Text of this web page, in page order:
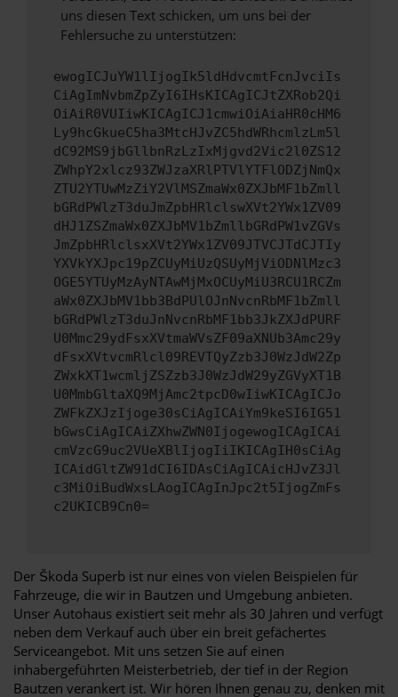
uns diesen Text schicken, um uns bei der
Fehlersuche zu unterstützen:
ewogICJuYW1lIjogIk5ldHdvcmtFcnJvciIs
CiAgImNvbmZpZyI6IHsKICAgICJtZXRob2Qi
OiAiR0VUIiwKICAgICJ1cmwiOiAiaHR0cHM6
Ly9hcGkueC5ha3MtcHJvZC5hdWRhcmlzLm5l
dC92MS9jbGllbnRzLzIxMjgvd2Vic2l0ZS12
ZWhpY2xlcz93ZWJzaXRlPTVlYTFlODZjNmQx
ZTU2YTUwMzZiY2VlMSZmaWx0ZXJbMF1bZmll
bGRdPWlzT3duJmZpbHRlclswXVt2YWx1ZV09
dHJ1ZSZmaWx0ZXJbMV1bZmllbGRdPW1vZGVs
JmZpbHRlclsxXVt2YWx1ZV09JTVCJTdCJTIy
YXVkYXJpc19pZCUyMiUzQSUyMjViODNlMzc3
OGE5YTUyMzAyNTAwMjMxOCUyMiU3RCU1RCZm
aWx0ZXJbMV1bb3BdPUlOJnNvcnRbMF1bZmll
bGRdPWlzT3duJnNvcnRbMF1bb3JkZXJdPURF
U0Mmc29ydFsxXVtmaWVsZF09aXNUb3Amc29y
dFsxXVtvcmRlcl09REVTQyZzb3J0WzJdW2Zp
ZWxkXT1wcmljZSZzb3J0WzJdW29yZGVyXT1B
U0MmbGltaXQ9MjAmc2tpcD0wIiwKICAgICJo
ZWFkZXJzIjoge30sCiAgICAiYm9keSI6IG51
bGwsCiAgICAiZXhwZWN0IjogewogICAgICAi
cmVzcG9uc2VUeXBlIjogIiIKICAgIH0sCiAg
ICAidGltZW91dCI6IDAsCiAgICAicHJvZ3Jl
c3MiOiBudWxsLAogICAgInJpc2t5IjogZmFs
c2UKICB9Cn0=
Der Škoda Superb ist nur eines von vielen Beispielen für
Fahrzeuge, die wir in Bautzen und Umgebung anbieten.
Unser Autohaus existiert seit mehr als 30 Jahren und verfügt
neben dem Verkauf auch über ein breit gefächertes
Serviceangebot. Mit uns setzen Sie auf einen
inhabergeführten Meisterbetrieb, der tief in der Region
Bautzen verankert ist. Wir hören Ihnen genau zu, denken mit